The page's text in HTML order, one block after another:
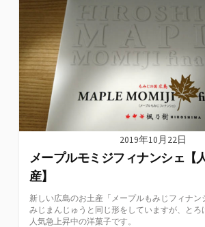
ー
2019年10月22日
メープルモミジフィナンシェ【
産】
新しい広島のお土産「メープルもみじフィナン
みじまんじゅうと同じ形をしていますが、とろ
人気急上昇中の洋菓子です。